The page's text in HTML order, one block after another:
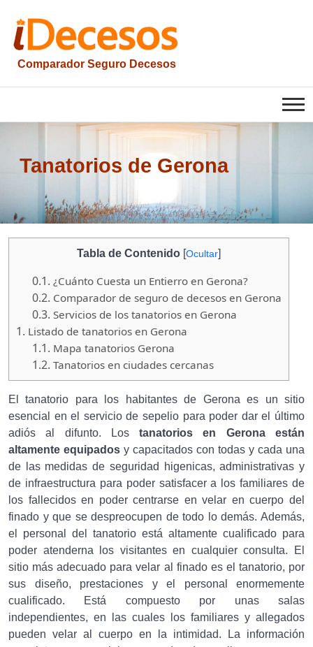
contenido
Comparador Seguro Decesos
iesquelas
Tanatorios de Gerona
Tabla de Contenido [Ocultar]
0.1. ¿Cuánto Cuesta un Entierro en Gerona?
0.2. Comparador de seguro de decesos en Gerona
0.3. Servicios de los tanatorios en Gerona
1. Listado de tanatorios en Gerona
1.1. Mapa tanatorios Gerona
1.2. Tanatorios en ciudades cercanas
El tanatorio para los habitantes de Gerona es un sitio
esencial en el servicio de sepelio para poder dar el último
adiós al difunto. Lostanatorios en Gerona están
altamente equipados y capacitados con todas y cada una
de las medidas de seguridad higenicas, administrativas y
de infraestructura para poder satisfacer a los familiares de
los fallecidos en poder centrarse en velar en cuerpo del
finado y que se despreocupen de todo lo demás. Además,
el personal del tanatorio está altamente cualificado para
poder atenderna los visitantes en cualquier consulta. El
sitio más adecuado para velar al finado es el tanatorio, por
sus diseño, prestaciones y el personal enormemente
cualificado. Está compuesto por unas salas
independientes, en las cuales los familiares y allegados
pueden velar al cuerpo en la intimidad. La información